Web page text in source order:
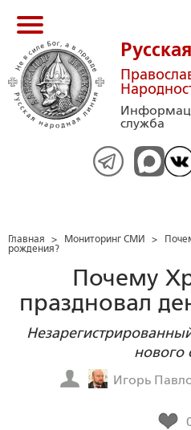
служба
Главная > Мониторинг СМИ >
рождения?
Почему
праздновал
нового
Игорь